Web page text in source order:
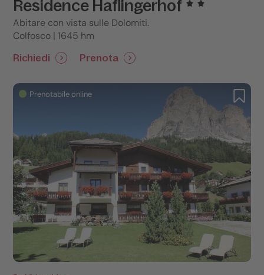
Residence Haflingerhof
Abitare con vista sulle Dolomiti.
Colfosco | 1645 hm
Richiedi Prenota
Prenotabile online